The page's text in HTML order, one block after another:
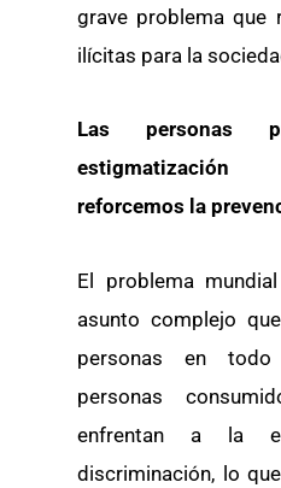
grave problema que
ilícitas para la
Las personas
reforcemos la
El problema
asunto complejo
personas en
personas
enfrentan a la
discriminación, lo